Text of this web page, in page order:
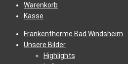
Warenkorb
Kasse
Frankentherme Bad Windsheim
Unsere Bilder
Highlights